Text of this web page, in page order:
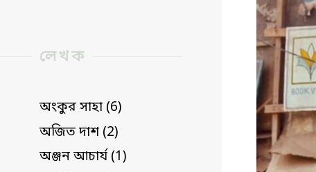
লেখক
অংকুর সাহা (6)
অজিত দাশ (2)
অঞ্জন আচার্য (1)